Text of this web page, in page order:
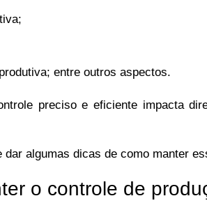
entre outros aspectos.
preciso e eficiente impacta
algumas dicas de como manter
o controle de